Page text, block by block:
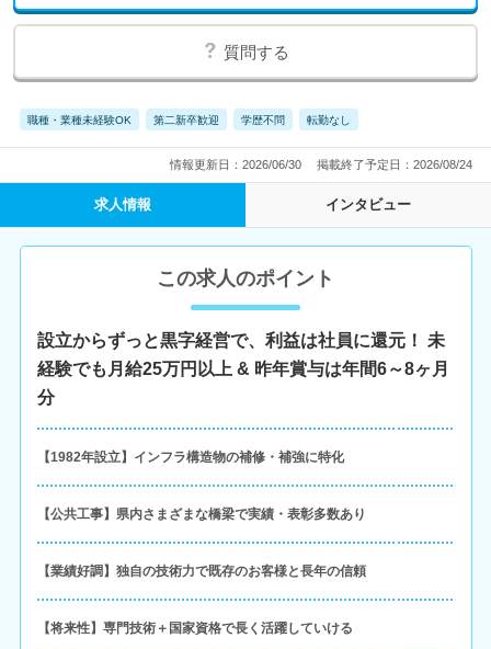
質問する
職種・業種未経験OK 第二新卒歓迎 学歴不問 転勤なし
情報更新日：2026/06/30 掲載終了予定日：2026/08/24
求人情報 インタビュー
この求人のポイント
設立からずっと黒字経営で、利益は社員に還元！ 未
経験でも月給25万円以上 & 昨年賞与は年間6～8ヶ月
分
【1982年設立】インフラ構造物の補修・補強に特化
【公共工事】県内さまざまな橋梁で実績・表彰多数あり
【業績好調】独自の技術力で既存のお客様と長年の信頼
【将来性】専門技術＋国家資格で長く活躍していける